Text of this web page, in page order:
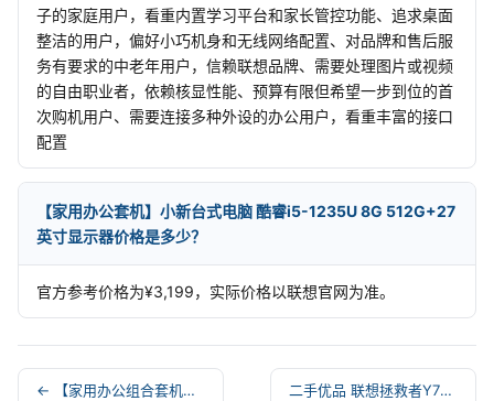
子的家庭用户，看重内置学习平台和家长管控功能、追求桌面
整洁的用户，偏好小巧机身和无线网络配置、对品牌和售后服
务有要求的中老年用户，信赖联想品牌、需要处理图片或视频
的自由职业者，依赖核显性能、预算有限但希望一步到位的首
次购机用户、需要连接多种外设的办公用户，看重丰富的接口
配置
【家用办公套机】小新台式电脑 酷睿i5-1235U 8G 512G+27
英寸显示器价格是多少？
官方参考价格为¥3,199，实际价格以联想官网为准。
← 【家用办公组合套机】小新台式电脑 尊享版 酷睿i5-1342 二手优品 联想拯救者Y7000P 2024 16英寸电竞游戏 →